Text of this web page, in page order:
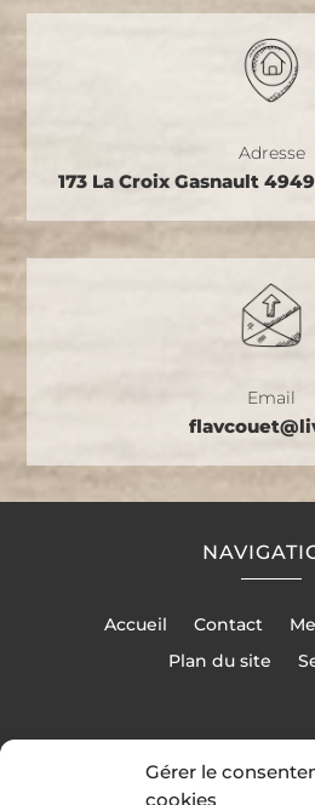
Gérer le
cookies
Adresse
173 La Croix Gasnault
Email
Accueil Contact
Plan du site